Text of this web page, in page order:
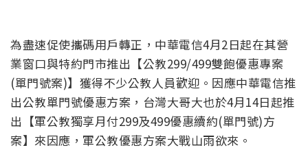
為盡速促使攜碼用戶轉正，中華電信4月2日起在其營
業窗口與特約門市推出【公教299/499雙飽優惠專案
(單門號案)】獲得不少公教人員歡迎。因應中華電信推
出公教單門號優惠方案，台灣大哥大也於4月14日起推
出【軍公教獨享月付299及499優惠續約(單門號)方
案】來因應，軍公教優惠方案大戰山雨欲來。